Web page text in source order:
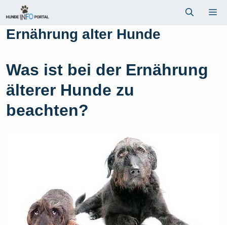
Inhalt
springen
Ernährung alter Hunde
Was ist bei der Ernährung
älterer Hunde zu
beachten?